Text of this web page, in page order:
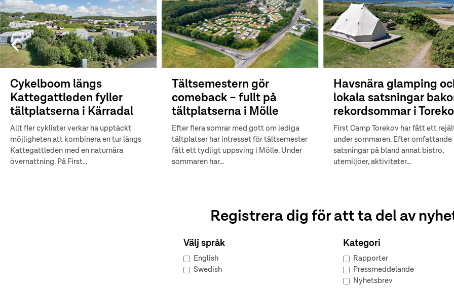
Cykelboom längs
Kattegattleden fyller
tältplatserna i Kärradal
Allt fler cyklister verkar ha upptäckt
möjligheten att kombinera en tur längs
Kattegattleden med en naturnära
övernattning. På First...
Tältsemestern gör
comeback – fullt på
tältplatserna i Mölle
Efter flera somrar med gott om lediga
tältplatser har intresset för tältsemester
fått ett tydligt uppsving i Mölle. Under
sommaren har...
Havsnära glamping
lokala satsningar
rekordsommar i
First Camp Torekov har fått ett
under sommaren. Efter omfattande
satsningar på bland annat bistro,
utemiljöer, aktiviteter...
Registrera dig för att ta del av
Välj språk
English
Swedish
Kategori
Rapporter
Pressmeddelande
Nyhetsbrev